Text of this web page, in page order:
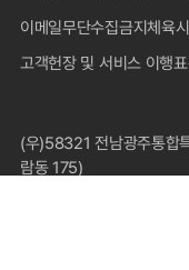
경
제
연
푸
터
이메일무단수집금지체육
고객헌장 및 서비스 이행
(우)58321 전남광주통합
람동 175)